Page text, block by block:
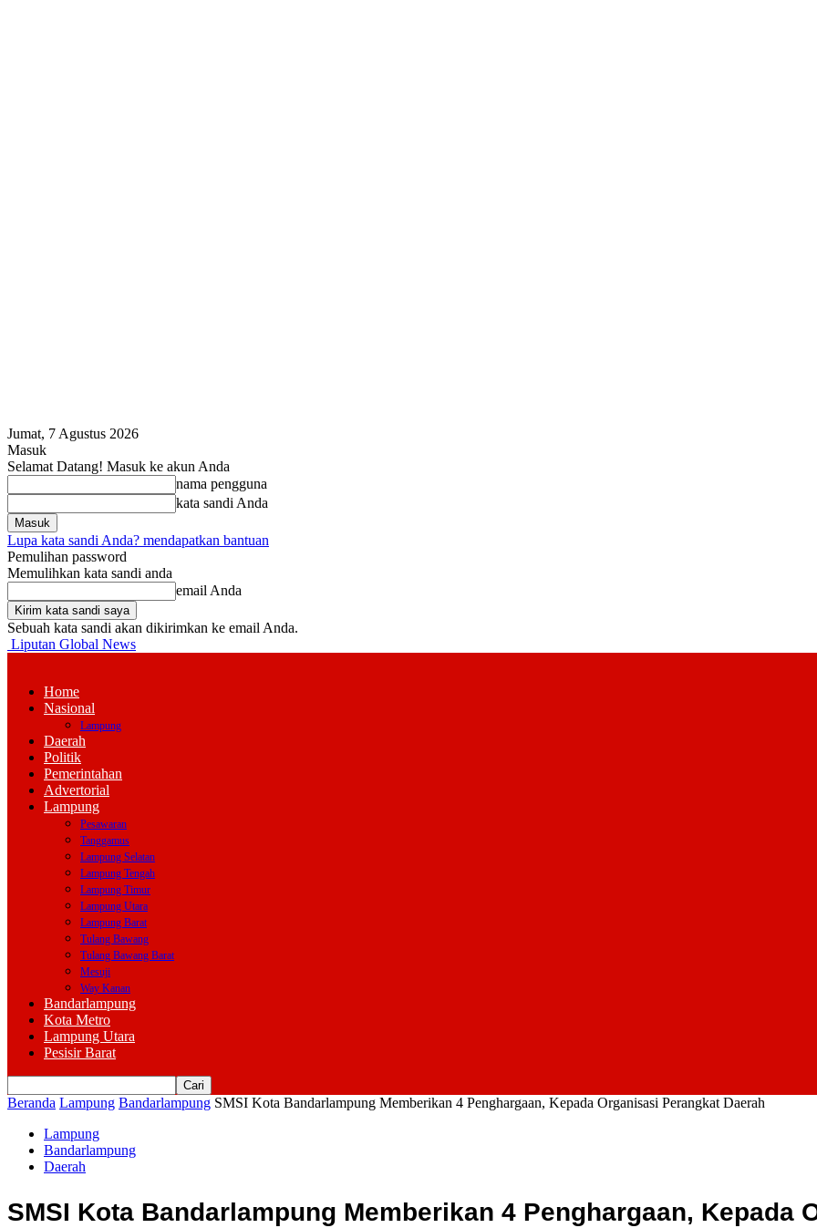
Jumat, 7 Agustus 2026
Masuk
Selamat Datang! Masuk ke akun Anda
nama pengguna
kata sandi Anda
Lupa kata sandi Anda? mendapatkan bantuan
Pemulihan password
Memulihkan kata sandi anda
email Anda
Sebuah kata sandi akan dikirimkan ke email Anda.
Liputan Global News
Home
Nasional
Lampung
Daerah
Politik
Pemerintahan
Advertorial
Lampung
Pesawaran
Tanggamus
Lampung Selatan
Lampung Tengah
Lampung Timur
Lampung Utara
Lampung Barat
Tulang Bawang
Tulang Bawang Barat
Mesuji
Way Kanan
Bandarlampung
Kota Metro
Lampung Utara
Pesisir Barat
Beranda Lampung Bandarlampung SMSI Kota Bandarlampung Memberikan 4 Penghargaan, Kepada Organisasi Perangkat Daerah
Lampung
Bandarlampung
Daerah
SMSI Kota Bandarlampung Memberikan 4 Penghargaan, Kepada